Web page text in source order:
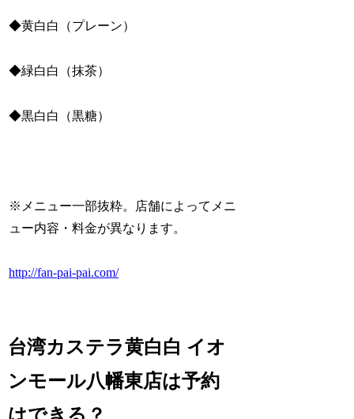
◆黄白白（プレーン）
◆緑白白（抹茶）
◆黒白白（黒糖）
※メニュー一部抜粋。店舗によってメニ
ュー内容・料金が異なります。
http://fan-pai-pai.com/
台湾カステラ黄白白 イオ
ンモール八幡東店は予約